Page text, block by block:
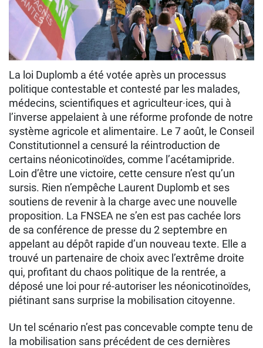
La loi Duplomb a été votée après un processus
politique contestable et contesté par les malades,
médecins, scientifiques et agriculteur·ices, qui à
l’inverse appelaient à une réforme profonde de notre
système agricole et alimentaire. Le 7 août, le Conseil
Constitutionnel a censuré la réintroduction de
certains néonicotinoïdes, comme l’acétamipride.
Loin d’être une victoire, cette censure n’est qu’un
sursis. Rien n’empêche Laurent Duplomb et ses
soutiens de revenir à la charge avec une nouvelle
proposition. La FNSEA ne s’en est pas cachée lors
de sa conférence de presse du 2 septembre en
appelant au dépôt rapide d’un nouveau texte. Elle a
trouvé un partenaire de choix avec l’extrême droite
qui, profitant du chaos politique de la rentrée, a
déposé une loi pour ré-autoriser les néonicotinoïdes,
piétinant sans surprise la mobilisation citoyenne.
Un tel scénario n’est pas concevable compte tenu de
la mobilisation sans précédent de ces dernières